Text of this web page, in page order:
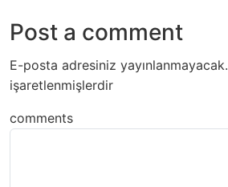
Post a comment
E-posta adresiniz yayınlanmayacak.
işaretlenmişlerdir
comments